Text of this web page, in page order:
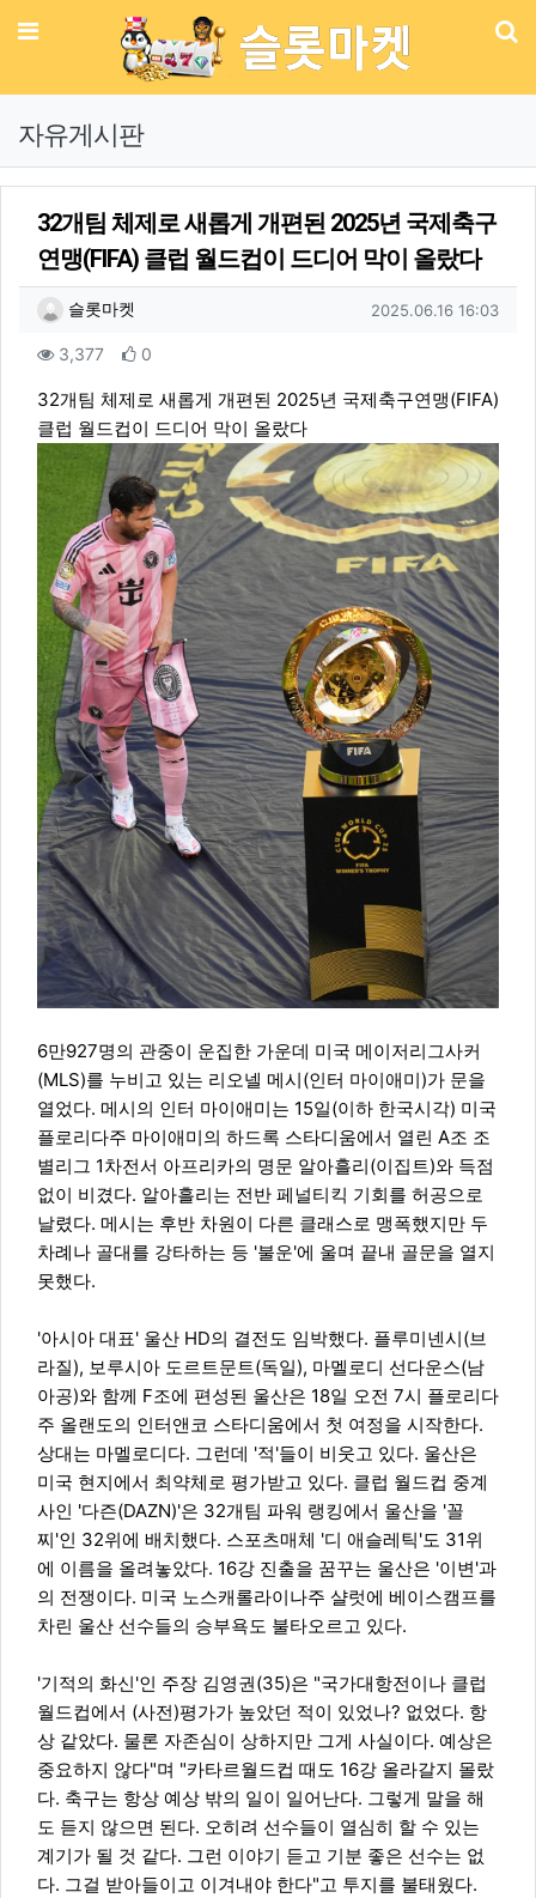
메뉴
자유게시판
32개팀 체제로 새롭게 개편된 2025년 국제축구
연맹(FIFA) 클럽 월드컵이 드디어 막이 올랐다
작성자 정보
슬롯마켓 작성일
2025.06.16 16:03
컨텐츠 정보
3,377조회 0
본문
32개팀 체제로 새롭게 개편된 2025년 국제축구연맹(FIFA)
클럽 월드컵이 드디어 막이 올랐다
6만927명의 관중이 운집한 가운데 미국 메이저리그사커
(MLS)를 누비고 있는 리오넬 메시(인터 마이애미)가 문을
열었다. 메시의 인터 마이애미는 15일(이하 한국시각) 미국
플로리다주 마이애미의 하드록 스타디움에서 열린 A조 조
별리그 1차전서 아프리카의 명문 알아흘리(이집트)와 득점
없이 비겼다. 알아흘리는 전반 페널티킥 기회를 허공으로
날렸다. 메시는 후반 차원이 다른 클래스로 맹폭했지만 두
차례나 골대를 강타하는 등 '불운'에 울며 끝내 골문을 열지
못했다.
'아시아 대표' 울산 HD의 결전도 임박했다. 플루미넨시(브
라질), 보루시아 도르트문트(독일), 마멜로디 선다운스(남
아공)와 함께 F조에 편성된 울산은 18일 오전 7시 플로리다
주 올랜도의 인터앤코 스타디움에서 첫 여정을 시작한다.
상대는 마멜로디다. 그런데 '적'들이 비웃고 있다. 울산은
미국 현지에서 최약체로 평가받고 있다. 클럽 월드컵 중계
사인 '다즌(DAZN)'은 32개팀 파워 랭킹에서 울산을 '꼴
찌'인 32위에 배치했다. 스포츠매체 '디 애슬레틱'도 31위
에 이름을 올려놓았다. 16강 진출을 꿈꾸는 울산은 '이변'과
의 전쟁이다. 미국 노스캐롤라이나주 샬럿에 베이스캠프를
차린 울산 선수들의 승부욕도 불타오르고 있다.
'기적의 화신'인 주장 김영권(35)은 "국가대항전이나 클럽
월드컵에서 (사전)평가가 높았던 적이 있었나? 없었다. 항
상 같았다. 물론 자존심이 상하지만 그게 사실이다. 예상은
중요하지 않다"며 "카타르월드컵 때도 16강 올라갈지 몰랐
다. 축구는 항상 예상 밖의 일이 일어난다. 그렇게 말을 해
도 듣지 않으면 된다. 오히려 선수들이 열심히 할 수 있는
계기가 될 것 같다. 그런 이야기 듣고 기분 좋은 선수는 없
다. 그걸 받아들이고 이겨내야 한다"고 투지를 불태웠다.